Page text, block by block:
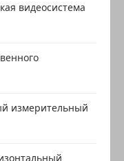
видеосистема
измерительный